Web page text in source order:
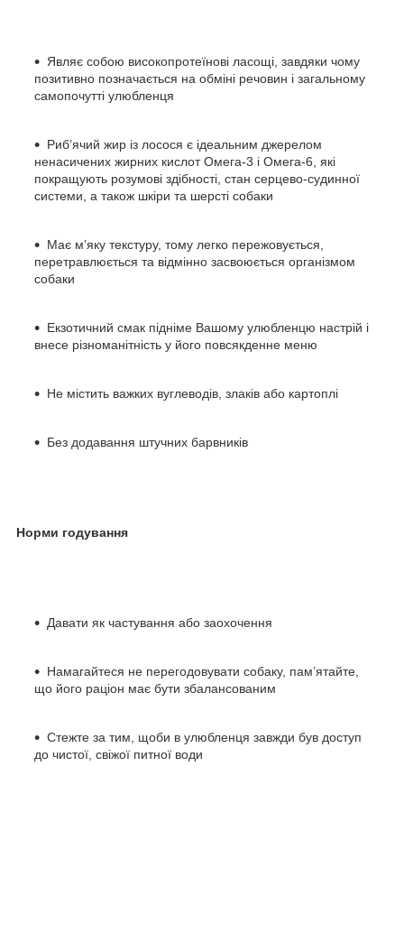
Являє собою високопротеїнові ласощі, завдяки чому
позитивно позначається на обміні речовин і загальному
самопочутті улюбленця
Риб’ячий жир із лосося є ідеальним джерелом
ненасичених жирних кислот Омега-3 і Омега-6, які
покращують розумові здібності, стан серцево-судинної
системи, а також шкіри та шерсті собаки
Має м’яку текстуру, тому легко пережовується,
перетравлюється та відмінно засвоюється організмом
собаки
Екзотичний смак підніме Вашому улюбленцю настрій і
внесе різноманітність у його повсякденне меню
Не містить важких вуглеводів, злаків або картоплі
Без додавання штучних барвників
Норми годування
Давати як частування або заохочення
Намагайтеся не перегодовувати собаку, пам’ятайте,
що його раціон має бути збалансованим
Стежте за тим, щоби в улюбленця завжди був доступ
до чистої, свіжої питної води